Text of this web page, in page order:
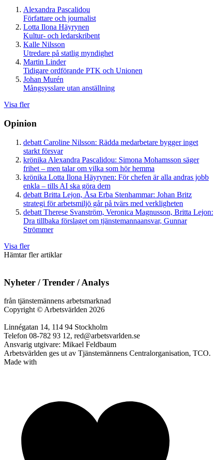
Alexandra Pascalidou
Författare och journalist
Lotta Ilona Häyrynen
Kultur- och ledarskribent
Kalle Nilsson
Utredare på statlig myndighet
Martin Linder
Tidigare ordförande PTK och Unionen
Johan Murén
Mångsysslare utan anställning
Visa fler
Opinion
debatt Caroline Nilsson: Rädda medarbetare bygger inget
starkt försvar
krönika Alexandra Pascalidou: Simona Mohamsson säger
frihet – men talar om vilka som hör hemma
krönika Lotta Ilona Häyrynen: För chefen är alla andras jobb
enkla – tills AI ska göra dem
debatt Britta Lejon, Åsa Erba Stenhammar: Johan Britz
strategi för arbetsmiljö går på tvärs med verkligheten
debatt Therese Svanström, Veronica Magnusson, Britta Lejon:
Dra tillbaka förslaget om tjänstemannaansvar, Gunnar
Strömmer
Visa fler
Hämtar fler artiklar
Nyheter / Trender / Analys
från tjänstemännens arbetsmarknad
Copyright © Arbetsvärlden 2026
Linnégatan 14, 114 94 Stockholm
Telefon 08-782 93 12, red@arbetsvarlden.se
Ansvarig utgivare: Mikael Feldbaum
Arbetsvärlden ges ut av Tjänstemännens Centralorganisation, TCO.
Made with